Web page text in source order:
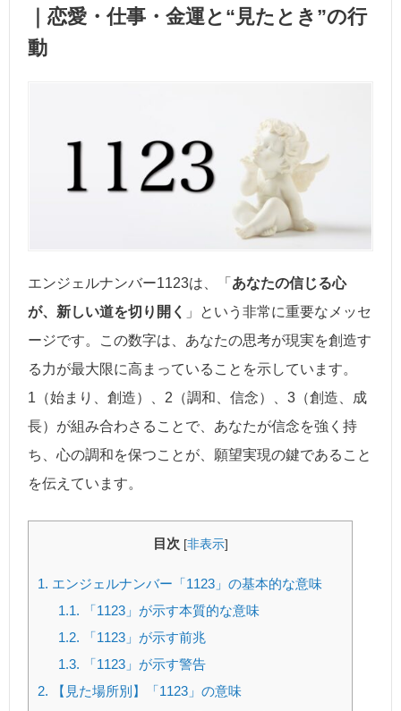
｜恋愛・仕事・金運と“見たとき”の行
動
エンジェルナンバー1123は、「 あなたの信じる心
が、新しい道を切り開く
」という非常に重要なメッセ
ージです。この数字は、あなたの思考が現実を創造す
る力が最大限に高まっていることを示しています。
1（始まり、創造）、2（調和、信念）、3（創造、成
長）が組み合わさることで、あなたが信念を強く持
ち、心の調和を保つことが、願望実現の鍵であること
を伝えています。
目次 [非表示]
1. エンジェルナンバー「1123」の基本的な意味
1.1. 「1123」が示す本質的な意味
1.2. 「1123」が示す前兆
1.3. 「1123」が示す警告
2. 【見た場所別】「1123」の意味